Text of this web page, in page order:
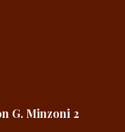
G. Minzoni 2